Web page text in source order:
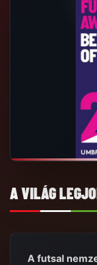
A VILÁG
A futsal